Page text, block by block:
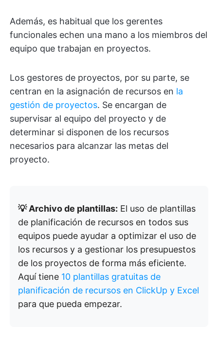
Además, es habitual que los gerentes
funcionales echen una mano a los miembros del
equipo que trabajan en proyectos.
Los gestores de proyectos, por su parte, se
centran en la asignación de recursos en la
gestión de proyectos. Se encargan de
supervisar al equipo del proyecto y de
determinar si disponen de los recursos
necesarios para alcanzar las metas del
proyecto.
💡 Archivo de plantillas: El uso de plantillas
de planificación de recursos en todos sus
equipos puede ayudar a optimizar el uso de
los recursos y a gestionar los presupuestos
de los proyectos de forma más eficiente.
Aquí tiene 10 plantillas gratuitas de
planificación de recursos en ClickUp y Excel
para que pueda empezar.